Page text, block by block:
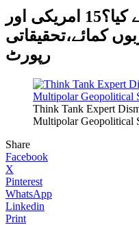
کورونا کا کاروبار کس نے کیا؟15 امریکی اور
کمائے،تحقیقاتی
رپورٹ
Think Tank Expert
Multipolar Geopolitical
Share
Facebook
X
Pinterest
WhatsApp
Linkedin
Print